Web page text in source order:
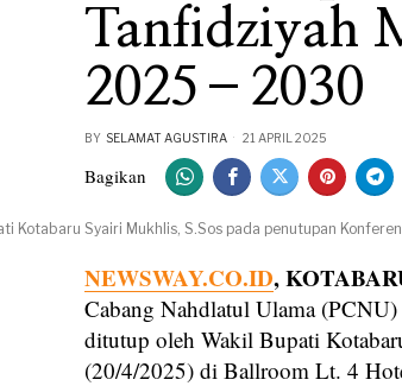
Tanfidziyah
2025–2030
BY SELAMAT AGUSTIRA 21 APRIL 2025
Bagikan
Kotabaru Syairi Mukhlis, S.Sos pada penutupan
NEWSWAY.CO.ID,
Cabang Nahdlatul Ulama
ditutup oleh Wakil Bupati
(20/4/2025) di Ballroom Lt. 4